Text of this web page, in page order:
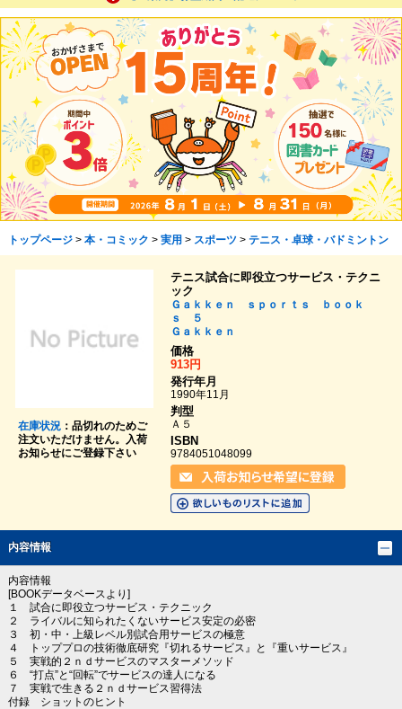
トップページ> 本・コミック > 実用 > スポーツ> テニス・卓球・バドミントン
在庫状況：品切れのためご
注文いただけません。入荷
お知らせにご登録下さい
テニス試合に即役立つサービス・テクニ
ック
Ｇａｋｋｅｎ ｓｐｏｒｔｓ ｂｏｏｋ
ｓ ５
Ｇａｋｋｅｎ
価格
913円
発行年月
1990年11月
判型
Ａ５
ISBN
9784051048099
内容情報
内容情報
[BOOKデータベースより]
１ 試合に即役立つサービス・テクニック
２ ライバルに知られたくないサービス安定の必密
３ 初・中・上級レベル別試合用サービスの極意
４ トッププロの技術徹底研究『切れるサービス』と『重いサービス』
５ 実戦的２ｎｄサービスのマスターメソッド
６ “打点”と“回転”でサービスの達人になる
７ 実戦で生きる２ｎｄサービス習得法
付録 ショットのヒント